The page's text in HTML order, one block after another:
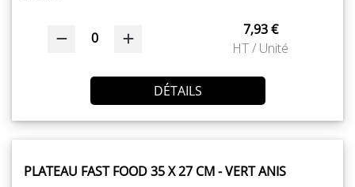
0
7,93 €
HT / Unité
DÉTAILS
PLATEAU FAST FOOD 35 X 27 CM - VERT ANIS